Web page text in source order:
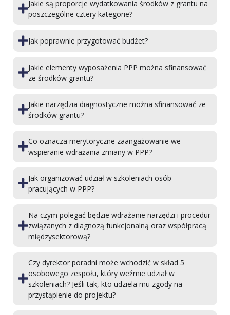
Jakie są proporcje wydatkowania środków z grantu na
poszczególne cztery kategorie?
Jak poprawnie przygotować budżet?
Jakie elementy wyposażenia PPP można sfinansować
ze środków grantu?
Jakie narzędzia diagnostyczne można sfinansować ze
środków grantu?
Co oznacza merytoryczne zaangażowanie we
wspieranie wdrażania zmiany w PPP?
Jak organizować udział w szkoleniach osób
pracujących w PPP?
Na czym polegać będzie wdrażanie narzędzi i procedur
związanych z diagnozą funkcjonalną oraz współpracą
międzysektorową?
Czy dyrektor poradni może wchodzić w skład 5
osobowego zespołu, który weźmie udział w
szkoleniach? Jeśli tak, kto udziela mu zgody na
przystąpienie do projektu?